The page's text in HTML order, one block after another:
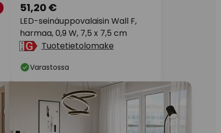
LED-seinäuppovalaisin Wall F,
harmaa, 0,9 W, 7,5 x 7,5 cm
51,20 €
Tuotetietolomake
Varastossa